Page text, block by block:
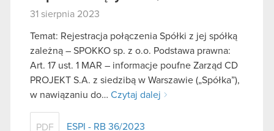
31 sierpnia 2023
Temat: Rejestracja połączenia Spółki z jej spółką
zależną – SPOKKO sp. z o.o. Podstawa prawna:
Art. 17 ust. 1 MAR – informacje poufne Zarząd CD
PROJEKT S.A. z siedzibą w Warszawie („Spółka”),
w nawiązaniu do… Czytaj dalej
PDF ESPI - RB 36/2023